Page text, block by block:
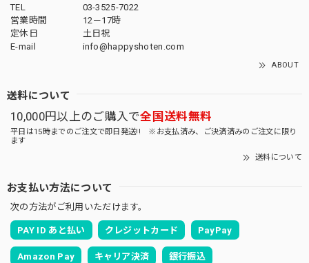
TEL
03-3525-7022
営業時間
12－17時
定休日
土日祝
E-mail
info@happyshoten.com
ABOUT
送料について
10,000円以上のご購入で全国送料無料
平日は15時までのご注文で即日発送!! ※お支払済み、ご決済済みのご注文に限り
ます
送料について
お支払い方法について
次の方法がご利用いただけます。
PAY ID あと払い クレジットカード PayPay
Amazon Pay キャリア決済 銀行振込